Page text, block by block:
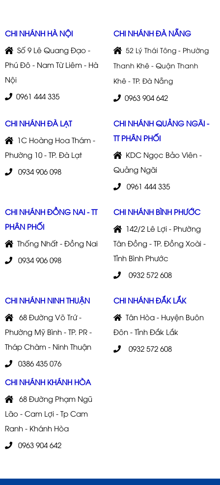
CHI NHÁNH HÀ NỘI
Số 9 Lê Quang Đạo -
Phú Đô - Nam Từ Liêm - Hà
Nội
0961 444 335
CHI NHÁNH ĐÀ NẴNG
52 Lý Thái Tông - Phường
Thanh Khê - Quận Thanh
Khê - TP. Đà Nẵng
0963 904 642
CHI NHÁNH ĐÀ LẠT
1C Hoàng Hoa Thám -
Phường 10 - TP. Đà Lạt
0934 906 098
CHI NHÁNH QUẢNG NGÃI -
TT PHÂN PHỐI
KDC Ngọc Bảo Viên -
Quảng Ngãi
0961 444 335
CHI NHÁNH ĐỒNG NAI - TT
PHÂN PHỐI
Thống Nhất - Đồng Nai
0934 906 098
CHI NHÁNH BÌNH PHƯỚC
142/2 Lê Lợi - Phường
Tân Đồng - TP. Đồng Xoài -
Tỉnh Bình Phước
0932 572 608
CHI NHÁNH NINH THUẬN
68 Đường Võ Trứ -
Phường Mỹ Bình - TP. PR -
Tháp Chàm - Ninh Thuận
0386 435 076
CHI NHÁNH ĐẮK LẮK
Tân Hòa - Huyện Buôn
Đôn - Tỉnh Đắk Lắk
0932 572 608
CHI NHÁNH KHÁNH HÒA
68 Đường Phạm Ngũ
Lão - Cam Lợi - Tp Cam
Ranh - Khánh Hòa
0963 904 642